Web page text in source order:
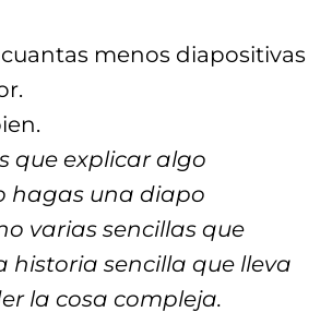
menos diapositivas
que explicar algo
hagas una diapo
varias sencillas que
historia sencilla que lleva
la cosa compleja.